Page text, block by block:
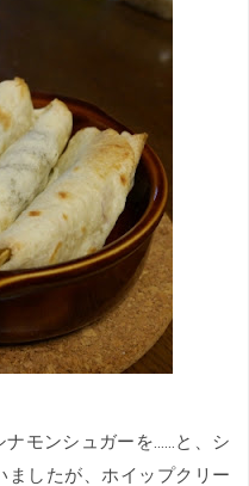
モンシュガーを……と、シ
ましたが、ホイップクリー